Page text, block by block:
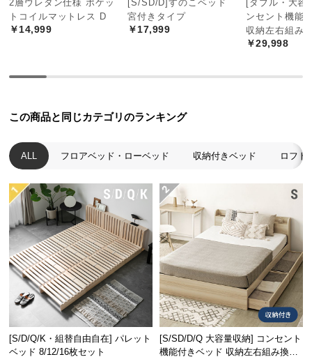
中
型
商
に
い
小
型
商
品
の
配
送
に
つ
い
と、素朴な雰囲気を存分に感じられます。
桐が持つ優れた効能
高温多湿な日本の風土に合った、桐本来の優れた性
能により、末永く快適にご使用いただけます。
2層ウレタン仕様 ポケッ
トコイルマットレス D
￥14,999
[S/SD/D]すのこベッド
宮付きタイプ
￥17,999
[ダブル・大
ンセント機能
収納左右組み
￥29,998
この商品と同じカテゴリのランキング
ALL フロアベッド・ローベッド 収納付きベッド ロフト
[S/D/Q/K・組替自由自在] パレット
ベッド 8/12/16枚セット
[S/SD/D/Q 大容量収納] コンセント
機能付きベッド 収納左右組み換え